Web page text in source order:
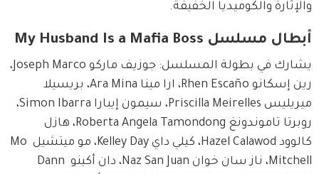
والإثارة والكوميديا الخفيفة.
أبطال مسلسل My Husband Is a Mafia Boss
يشارك في بطولة المسلسل: جوزيف ماركو Joseph Marco،
رين إسكانو Rhen Escaño، ارا مينا Ara Mina، بريسيلا
ميريليس Priscilla Meirelles، سيمون إيبارا Simon Ibarra،
روبرتا تاموندونغ Roberta Angela Tamondong، هازل
كالوود Hazel Calawod، كيلي داي Kelley Day، مو ميتشيل Mo
Mitchell، ناز سان خوان Naz San Juan، دان أكينو Dann